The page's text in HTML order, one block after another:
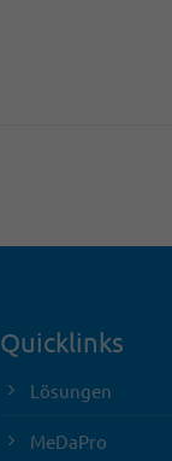
Quicklinks
Lösungen
MeDaPro